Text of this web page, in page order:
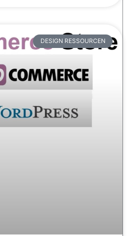
DESIGN RESSOURCEN